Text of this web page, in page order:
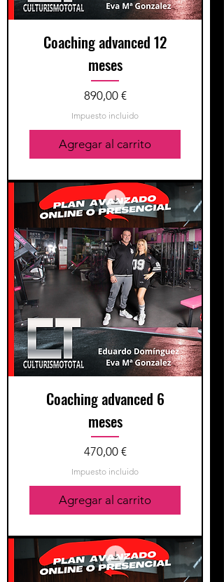
Coaching advanced 12
meses
Precio
890,00 €
Impuesto incluido
Agregar al carrito
Coaching advanced 6
meses
Precio
470,00 €
Impuesto incluido
Agregar al carrito